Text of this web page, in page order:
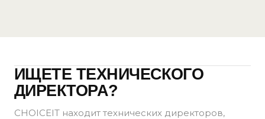
ИЩЕТЕ ТЕХНИЧЕСКОГО
ДИРЕКТОРА?
CHOICEIT находит технических директоров,